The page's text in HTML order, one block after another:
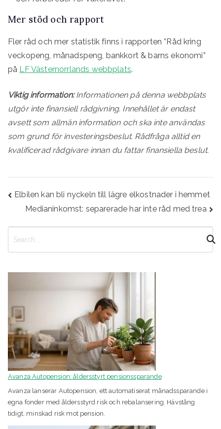
Mer stöd och rapport
Fler råd och mer statistik finns i rapporten ”Råd kring
veckopeng, månadspeng, bankkort & barns ekonomi”
på LF Västernorrlands webbplats.
Viktig information:Informationen på denna webbplats
utgör inte finansiell rådgivning. Innehållet är endast
avsett som allmän information och ska inte användas
som grund för investeringsbeslut. Rådfråga alltid en
kvalificerad rådgivare innan du fattar finansiella beslut.
Inläggsnavigering
Elbilen kan bli nyckeln till lägre elkostnader i hemmet
Medianinkomst: separerade har inte råd med trea
Avanza Autopension: åldersstyrt pensionssparande
Avanza lanserar Autopension, ett automatiserat månadssparande i
egna fonder med åldersstyrd risk och rebalansering. Hävstång
tidigt, minskad risk mot pension.